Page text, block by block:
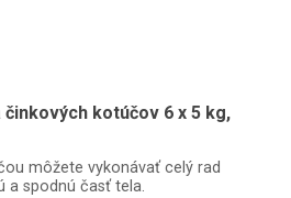
činkových kotúčov 6 x 5 kg,
môžete vykonávať celý rad
a spodnú časť tela.